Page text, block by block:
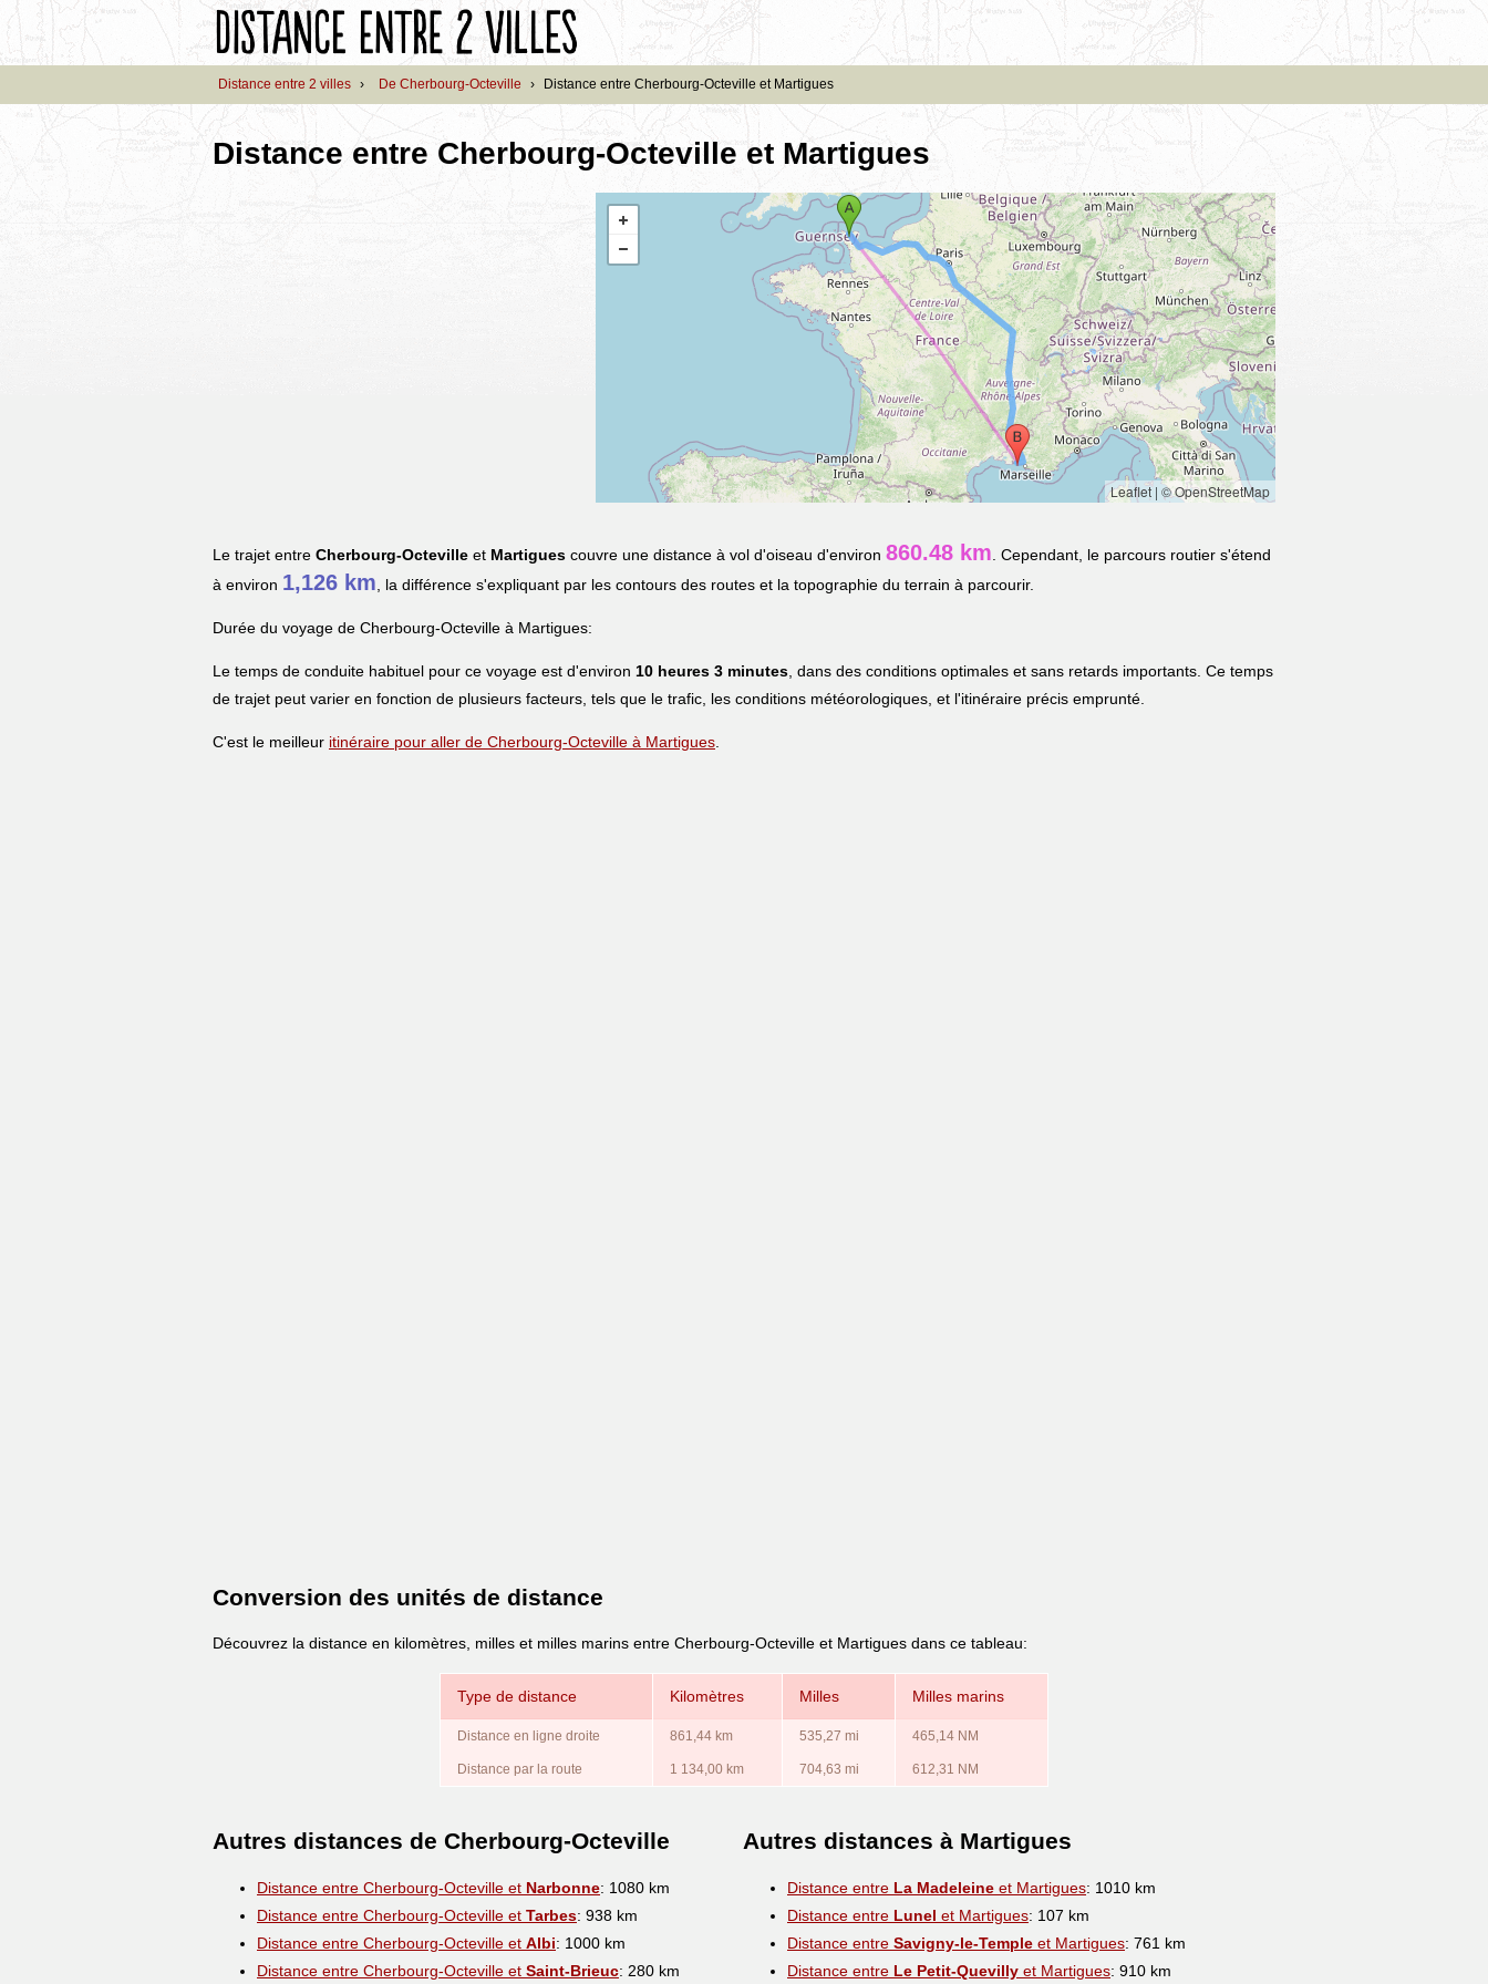
Distance entre 2 villes › De Cherbourg-Octeville › Distance entre Cherbourg-Octeville et Martigues
Distance entre Cherbourg-Octeville et Martigues
Leaflet | © OpenStreetMap
Le trajet entre Cherbourg-Octeville et Martigues couvre une distance à vol d'oiseau d'environ 860.48 km . Cependant, le parcours routier s'étend
à environ 1,126 km , la différence s'expliquant par les contours des routes et la topographie du terrain à parcourir.
Durée du voyage de Cherbourg-Octeville à Martigues:
Le temps de conduite habituel pour ce voyage est d'environ 10 heures 3 minutes , dans des conditions optimales et sans retards importants. Ce temps
de trajet peut varier en fonction de plusieurs facteurs, tels que le trafic, les conditions météorologiques, et l'itinéraire précis emprunté.
C'est le meilleur itinéraire pour aller de Cherbourg-Octeville à Martigues
Conversion des unités de distance
Découvrez la distance en kilomètres, milles et milles marins entre Cherbourg-Octeville et Martigues dans ce tableau:
Type de distance Kilomètres Milles Milles marins
Distance en ligne droite 861,44 km 535,27 mi 465,14 NM
Distance par la route 1 134,00 km 704,63 mi 612,31 NM
Autres distances de Cherbourg-Octeville
Distance entre Cherbourg-Octeville et Narbonne: 1080 km
Distance entre Cherbourg-Octeville et Tarbes: 938 km
Distance entre Cherbourg-Octeville et Albi: 1000 km
Distance entre Cherbourg-Octeville et Saint-Brieuc: 280 km
Autres distances à Martigues
Distance entre La Madeleine et Martigues: 1010 km
Distance entre Lunel et Martigues: 107 km
Distance entre Savigny-le-Temple et Martigues: 761 km
Distance entre Le Petit-Quevilly et Martigues: 910 km